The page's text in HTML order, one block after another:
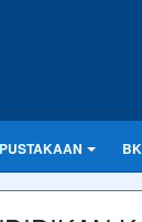
BK